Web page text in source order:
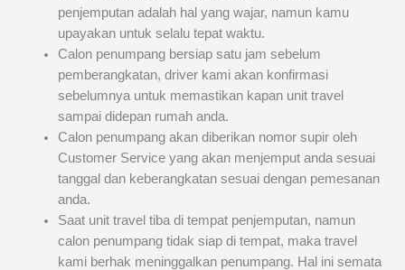
penjemputan adalah hal yang wajar, namun kamu
upayakan untuk selalu tepat waktu.
Calon penumpang bersiap satu jam sebelum
pemberangkatan, driver kami akan konfirmasi
sebelumnya untuk memastikan kapan unit travel
sampai didepan rumah anda.
Calon penumpang akan diberikan nomor supir oleh
Customer Service yang akan menjemput anda sesuai
tanggal dan keberangkatan sesuai dengan pemesanan
anda.
Saat unit travel tiba di tempat penjemputan, namun
calon penumpang tidak siap di tempat, maka travel
kami berhak meninggalkan penumpang. Hal ini semata